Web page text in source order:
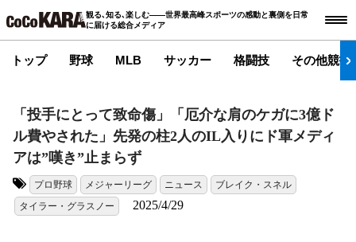
観る､知る､楽しむ――世界最高峰スポーツの感動と裏側を日常
に届ける総合メディア
トップ 野球 MLB サッカー 格闘技 その他競技
「投手にとって致命傷」「厄介な肩のケガに3億ド
ル費やされた」先発の柱2人のIL入りにド軍メディ
アは”嘆き”止まらず
プロ野球 メジャーリーグ ニュース
ブレイク・スネル
タイラー・グラスノー
2025/4/29